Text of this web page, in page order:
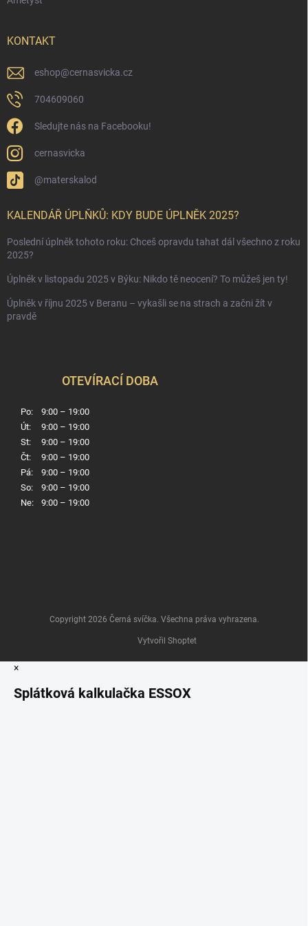
KONTAKT
eshop@cernasvicka.cz
704609060
Sledujte nás na Facebooku!
cernasvicka
@materskalod
KALENDÁŘ ÚPLŇKŮ: KDY BUDE ÚPLNĚK 2025?
Poslední úplněk tohoto roku: Chceš opravdu tahat dál všechno z roku
2025?
Úplněk v listopadu 2025 v Býku: Nikdo tě neocení? To můžeš jen ty!
Úplněk v říjnu 2025 v Beranu – vykašli se na strach a začni žít v
pravdě
OTEVÍRACÍ DOBA
Po:
9:00 – 19:00
Út:
9:00 – 19:00
St:
9:00 – 19:00
Čt:
9:00 – 19:00
Pá:
9:00 – 19:00
So:
9:00 – 19:00
Ne:
9:00 – 19:00
Vytvořil Shoptet
Copyright 2026 Černá svíčka . Všechna práva vyhrazena.
×
Splátková kalkulačka ESSOX